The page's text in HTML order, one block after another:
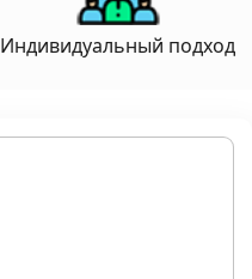
Индивидуальный подход